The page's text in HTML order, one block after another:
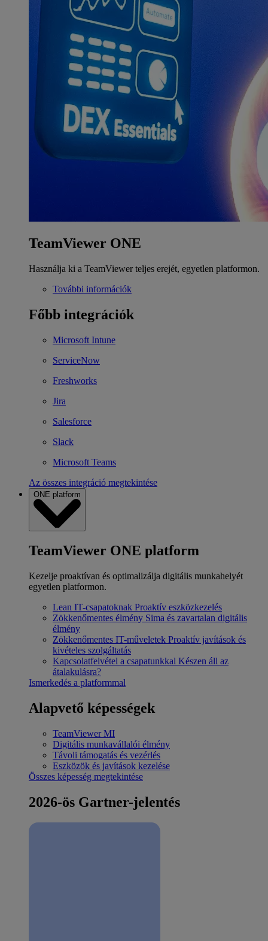
TeamViewer ONE
Használja ki a TeamViewer teljes erejét, egyetlen platformon.
További információk
Főbb integrációk
Microsoft Intune
ServiceNow
Freshworks
Jira
Salesforce
Slack
Microsoft Teams
Az összes integráció megtekintése
ONE platform
TeamViewer ONE platform
Kezelje proaktívan és optimalizálja digitális munkahelyét
egyetlen platformon.
Lean IT-csapatoknak Proaktív eszközkezelés
Zökkenőmentes élmény Sima és zavartalan digitális
élmény
Zökkenőmentes IT-műveletek Proaktív javítások és
kivételes szolgáltatás
Kapcsolatfelvétel a csapatunkkal Készen áll az
átalakulásra?
Ismerkedés a platformmal
Alapvető képességek
TeamViewer MI
Digitális munkavállalói élmény
Távoli támogatás és vezérlés
Eszközök és javítások kezelése
Összes képesség megtekintése
2026-ös Gartner-jelentés